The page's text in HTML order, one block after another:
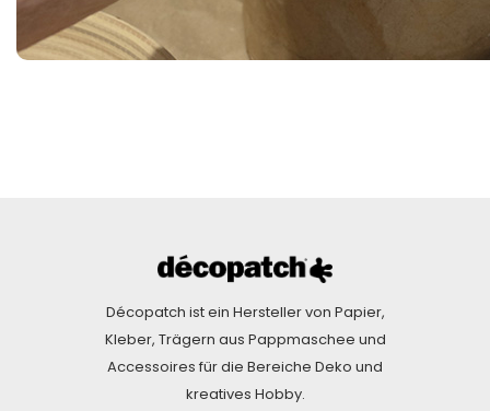
Décopatch ist ein Hersteller von Papier,
Kleber, Trägern aus Pappmaschee und
Accessoires für die Bereiche Deko und
kreatives Hobby.